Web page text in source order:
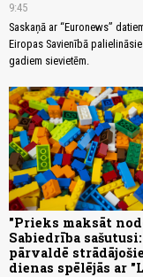
9:45
Saskaņā ar “Euronews”
Eiropas Savienībā
gadiem sievietēm.
"Prieks maksāt
Sabiedrība
pārvaldē
dienas spēlējās ar